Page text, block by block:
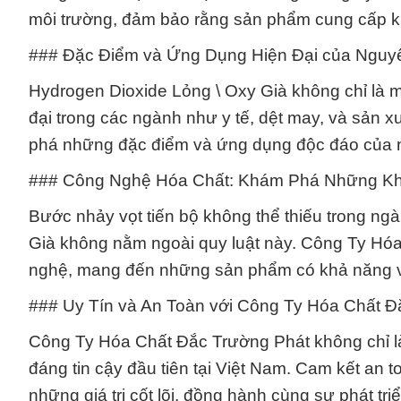
môi trường, đảm bảo rằng sản phẩm cung cấp
### Đặc Điểm và Ứng Dụng Hiện Đại của
Hydrogen Dioxide Lỏng \ Oxy Già không chỉ là
đại trong các ngành như y tế, dệt may, và sản
phá những đặc điểm và ứng dụng độc đáo của
### Công Nghệ Hóa Chất: Khám Phá Những
Bước nhảy vọt tiến bộ không thể thiếu trong
Già không nằm ngoài quy luật này. Công Ty
nghệ, mang đến những sản phẩm có khả
### Uy Tín và An Toàn với Công Ty Hóa Chất
Công Ty Hóa Chất Đắc Trường Phát không chỉ
đáng tin cậy đầu tiên tại Việt Nam. Cam kết an
những giá trị cốt lõi, đồng hành cùng sự phát